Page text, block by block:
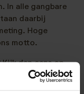
In alle gangbare
daarbij
Hoge
motto.
dan eens op
even langs in onze